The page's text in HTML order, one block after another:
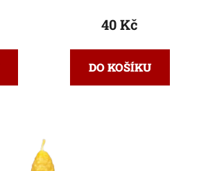
40 Kč
DO KOŠÍKU